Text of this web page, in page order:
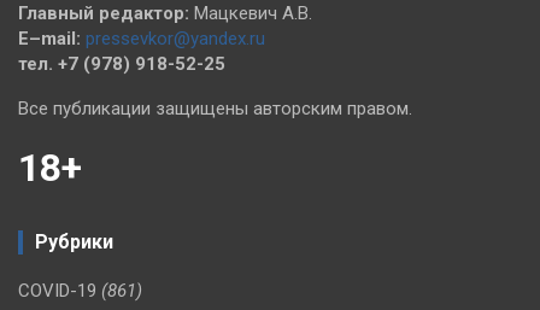
Главный редактор: Мацкевич А.В.
E–mail: pressevkor@yandex.ru
тел. +7 (978) 918-52-25
Все публикации защищены авторским правом.
18+
Рубрики
COVID-19 (861)